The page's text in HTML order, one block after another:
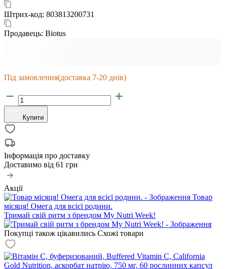
Штрих-код: 803813200731
Продавець: Biotus
Під замовлення(доставка 7-20 днів)
Купити
Інформація про доставку
Доставимо від 61 грн
Акції
Товар
місяця! Омега для всієї родини.
Тримай свій ритм з брендом My Nutri Week!
Покупці також цікавились Схожі товари